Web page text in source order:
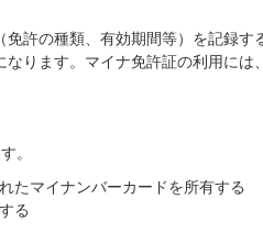
許の種類、有効期間等）を記録す
ります。マイナ免許証の利用には
。
たマイナンバーカードを所有する
る